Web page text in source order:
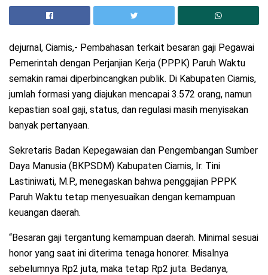
dejurnal, Ciamis,- Pembahasan terkait besaran gaji Pegawai
Pemerintah dengan Perjanjian Kerja (PPPK) Paruh Waktu
semakin ramai diperbincangkan publik. Di Kabupaten Ciamis,
jumlah formasi yang diajukan mencapai 3.572 orang, namun
kepastian soal gaji, status, dan regulasi masih menyisakan
banyak pertanyaan.
Sekretaris Badan Kepegawaian dan Pengembangan Sumber
Daya Manusia (BKPSDM) Kabupaten Ciamis, Ir. Tini
Lastiniwati, M.P., menegaskan bahwa penggajian PPPK
Paruh Waktu tetap menyesuaikan dengan kemampuan
keuangan daerah.
“Besaran gaji tergantung kemampuan daerah. Minimal sesuai
honor yang saat ini diterima tenaga honorer. Misalnya
sebelumnya Rp2 juta, maka tetap Rp2 juta. Bedanya,